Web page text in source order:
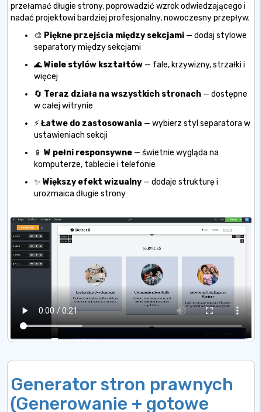
przełamać długie strony, poprowadzić wzrok odwiedzającego i
nadać projektowi bardziej profesjonalny, nowoczesny przepływ.
🎨 Piękne przejścia między sekcjami — dodaj stylowe
separatory między sekcjami
🌊Wiele stylów kształtów — fale, krzywizny, strzałki i
więcej
🔄 Teraz działa na wszystkich stronach — dostępne
w całej witrynie
⚡Łatwe do zastosowania — wybierz styl separatora w
ustawieniach sekcji
📱 W pełni responsywne — świetnie wygląda na
komputerze, tablecie i telefonie
✨ Większy efekt wizualny — dodaje strukturę i
urozmaica długie strony
Generator stron prawnych
(Generowanie + gotowe